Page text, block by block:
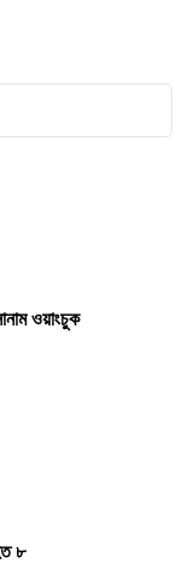
ওয়াংচুক
৮